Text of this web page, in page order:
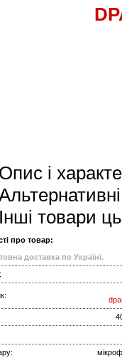
Опис і
Інші товари
про товар:
доставка по Україні.